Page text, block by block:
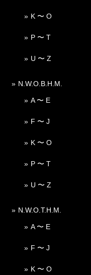
K 〜 O
P 〜 T
U 〜 Z
N.W.O.B.H.M.
A 〜 E
F 〜 J
K 〜 O
P 〜 T
U 〜 Z
N.W.O.T.H.M.
A 〜 E
F 〜 J
K 〜 O